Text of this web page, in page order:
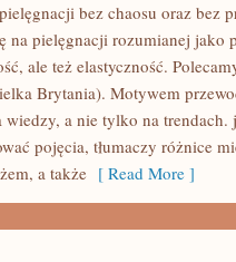
bez chaosu oraz bez
na pielęgnacji rozumianej jako
ale też elastyczność.
Brytania). Motywem
wiedzy, a nie tylko na
pojęcia, tłumaczy różnice
a także [ Read More ]